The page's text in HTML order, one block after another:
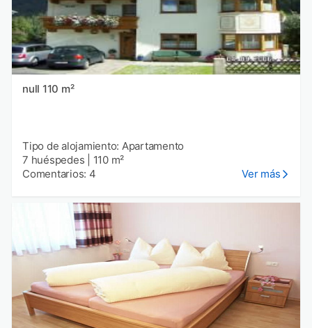
null 110 m²
Tipo de alojamiento: Apartamento
7 huéspedes
110 m²
Comentarios: 4
Ver más